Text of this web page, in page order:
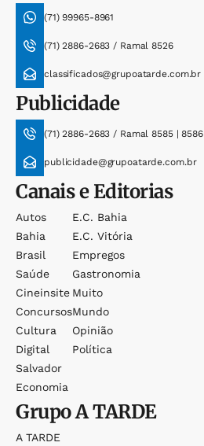
(71) 99965-8961
(71) 2886-2683 / Ramal 8526
classificados@grupoatarde.com.br
Publicidade
(71) 2886-2683 / Ramal 8585 | 8586
publicidade@grupoatarde.com.br
Canais e Editorias
Autos
Bahia
Brasil
Saúde
Cineinsite
Concursos
Cultura
Digital
Salvador
Economia
E.c. Bahia
E.c. Vitória
Empregos
Gastronomia
Muito
Mundo
Opinião
Política
GrupoA TARDE
A TARDE